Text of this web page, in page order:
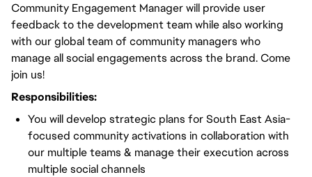
Community Engagement Manager will provide user
feedback to the development team while also working
with our global team of community managers who
manage all social engagements across the brand. Come
join us!
Responsibilities:
You will develop strategic plans for South East Asia-
focused community activations in collaboration with
our multiple teams & manage their execution across
multiple social channels